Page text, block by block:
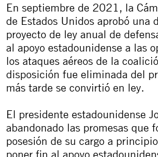
En septiembre de 2021, la
de Estados Unidos aprobó una
proyecto de ley anual de
al apoyo estadounidense a las
los ataques aéreos de la
disposición fue eliminada del
más tarde se convirtió en ley.
El presidente estadounidense
abandonado las promesas que
posesión de su cargo a
poner fin al apoyo